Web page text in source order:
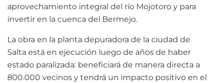
aprovechamiento integral del río Mojotoro y para
invertir en la cuenca del Bermejo.
La obra en la planta depuradora de la ciudad de
Salta está en ejecución luego de años de haber
estado paralizada: beneficiará de manera directa a
800.000 vecinos y tendrá un impacto positivo en el